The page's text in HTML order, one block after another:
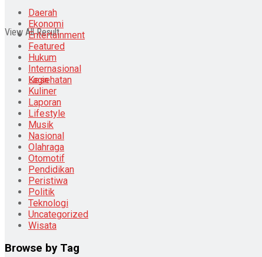
View All Result
Login
Daerah
Ekonomi
Entertainment
Featured
Hukum
Internasional
Kesehatan
Kuliner
Laporan
Lifestyle
Musik
Nasional
Olahraga
Otomotif
Pendidikan
Peristiwa
Politik
Teknologi
Uncategorized
Wisata
Browse by Tag